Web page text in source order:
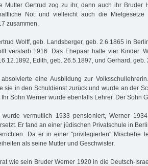
Mutter Gertrud zog zu ihr, dann auch ihr Bruder
Not und vielleicht auch die
zusammen.
Wolff, geb. Landsberger, geb. 2.6.1865 in
verstarb 1916. Das Ehepaar hatte vier Kinder:
Edith, geb. 26.5.1897, und Gerhard, geb.
absolvierte eine Ausbildung zur
sie in den Schuldienst zurück und wurde an der
Sohn Werner wurde ebenfalls Lehrer. Der Sohn
wurde vermutlich 1933 pensioniert, Werner
Er fand an einer jüdischen Privatschule in
Da er in einer "privilegierten" Mischehe
als seine Mutter und Geschwister.
wie sein Bruder Werner 1920 in die Deutsch-